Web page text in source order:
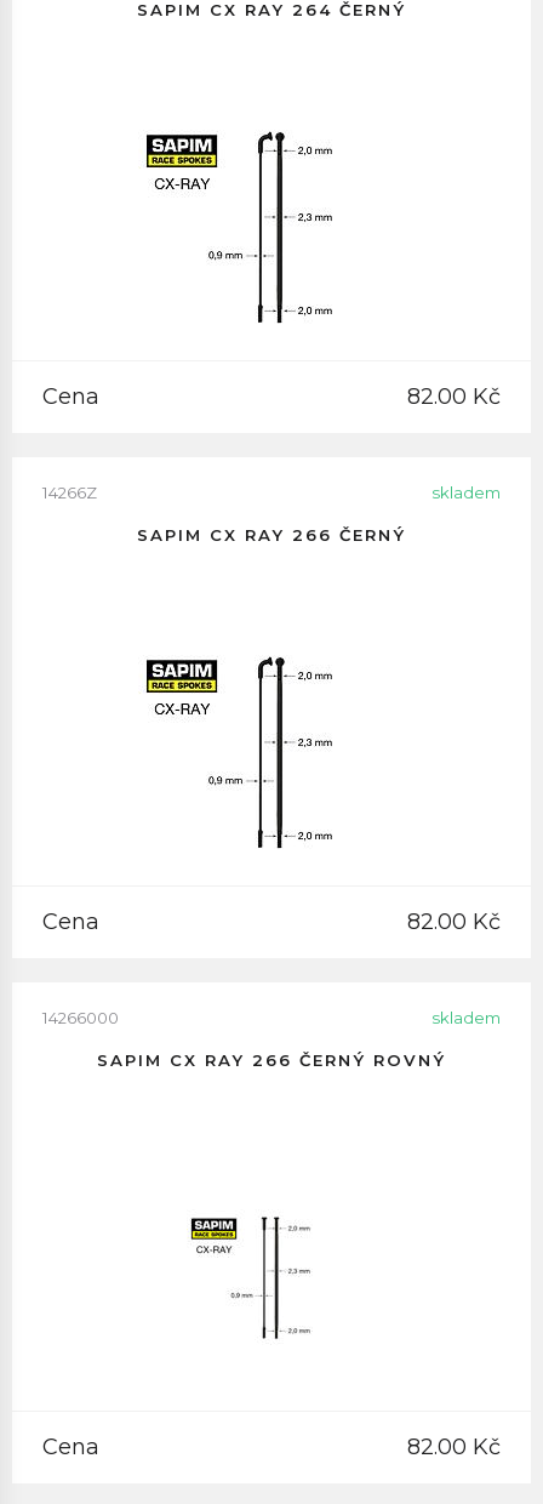
SAPIM CX RAY 264 ČERNÝ
Cena 82.00 Kč
14266Z skladem
SAPIM CX RAY 266 ČERNÝ
Cena 82.00 Kč
14266000 skladem
SAPIM CX RAY 266 ČERNÝ ROVNÝ
Cena 82.00 Kč